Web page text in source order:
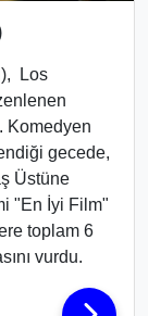
Los
. Komedyen
gecede,
Üstüne
"En İyi Film"
toplam 6
vurdu.